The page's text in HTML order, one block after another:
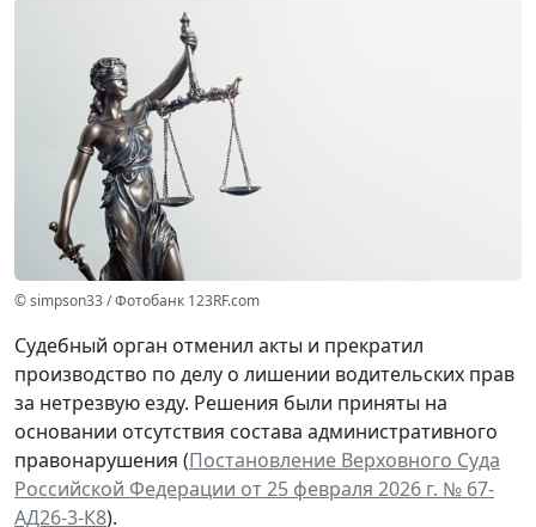
© simpson33 / Фотобанк 123RF.com
Судебный орган отменил акты и прекратил
производство по делу о лишении водительских прав
за нетрезвую езду. Решения были приняты на
основании отсутствия состава административного
правонарушения (Постановление Верховного Суда
Российской Федерации от 25 февраля 2026 г. № 67-
АД26-3-К8).